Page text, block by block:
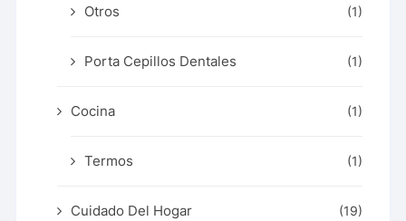
Otros (1)
Porta Cepillos Dentales (1)
Cocina (1)
Termos (1)
Cuidado Del Hogar (19)